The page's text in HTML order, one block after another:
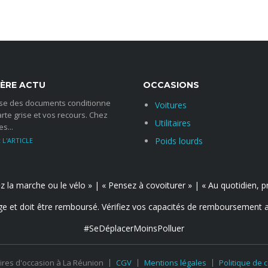
:
sur simple demande.
de travail (période de franchise).
de 180jours, sauf conditions détaillées dans la notice
ACTU
des documents conditionne
grise et vos recours. Chez
OCCASIONS
Voitures
Utilitaires
Poids lourds
la marche ou le vélo » | « Pensez à covoiturer » | « Au quotidien,
et doit être remboursé. Vérifiez vos capacités de remboursement
#SeDéplacerMoinsPolluer
d'occasion à La Réunion CGV Mentions légales Politique de